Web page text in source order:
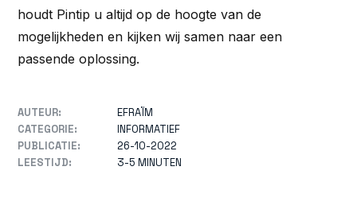
AUTEUR:
EFRAÏM
CATEGORIE:
INFORMATIEF
PUBLICATIE:
26-10-2022
LEESTIJD:
3-5 MINUTEN
houdt Pintip u altijd op de hoogte van de
mogelijkheden en kijken wij samen naar een
passende oplossing.